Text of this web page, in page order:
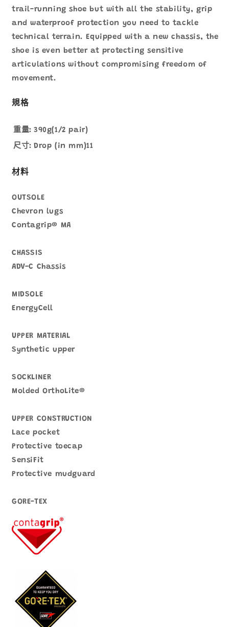
trail-running shoe but with all the stability, grip
and waterproof protection you need to tackle
technical terrain. Equipped with a new chassis, the
shoe is even better at protecting sensitive
articulations without compromising freedom of
movement.
規格
重量: 390g(1/2 pair)
尺寸: Drop (in mm)11
材料
OUTSOLE
Chevron lugs
Contagrip® MA
CHASSIS
ADV-C Chassis
MIDSOLE
EnergyCell
UPPER MATERIAL
Synthetic upper
SOCKLINER
Molded OrthoLite®
UPPER CONSTRUCTION
Lace pocket
Protective toecap
SensiFit
Protective mudguard
GORE-TEX